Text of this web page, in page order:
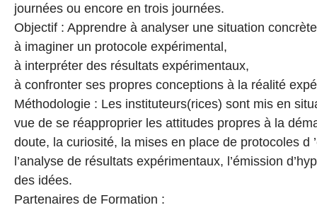
journées ou encore en trois journées.
Objectif : Apprendre à analyser une situation
à imaginer un protocole expérimental,
à interpréter des résultats expérimentaux,
à confronter ses propres conceptions à la réalité
Méthodologie : Les instituteurs(rices) sont mis en
vue de se réapproprier les attitudes propres à la
doute, la curiosité, la mises en place de protocoles d
l’analyse de résultats expérimentaux, l’émission
des idées.
Partenaires de Formation :